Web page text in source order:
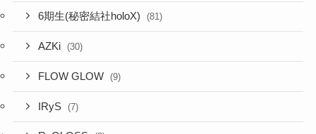
6期生(秘密結社holoX) (81)
AZKi (30)
FLOW GLOW (9)
IRyS (7)